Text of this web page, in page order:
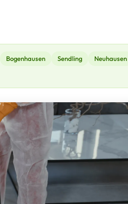
Bogenhausen Sendling
Neuhausen